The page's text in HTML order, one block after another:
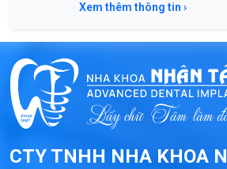
Xem thêm thông tin ›
CTY TNHH NHA KHOA